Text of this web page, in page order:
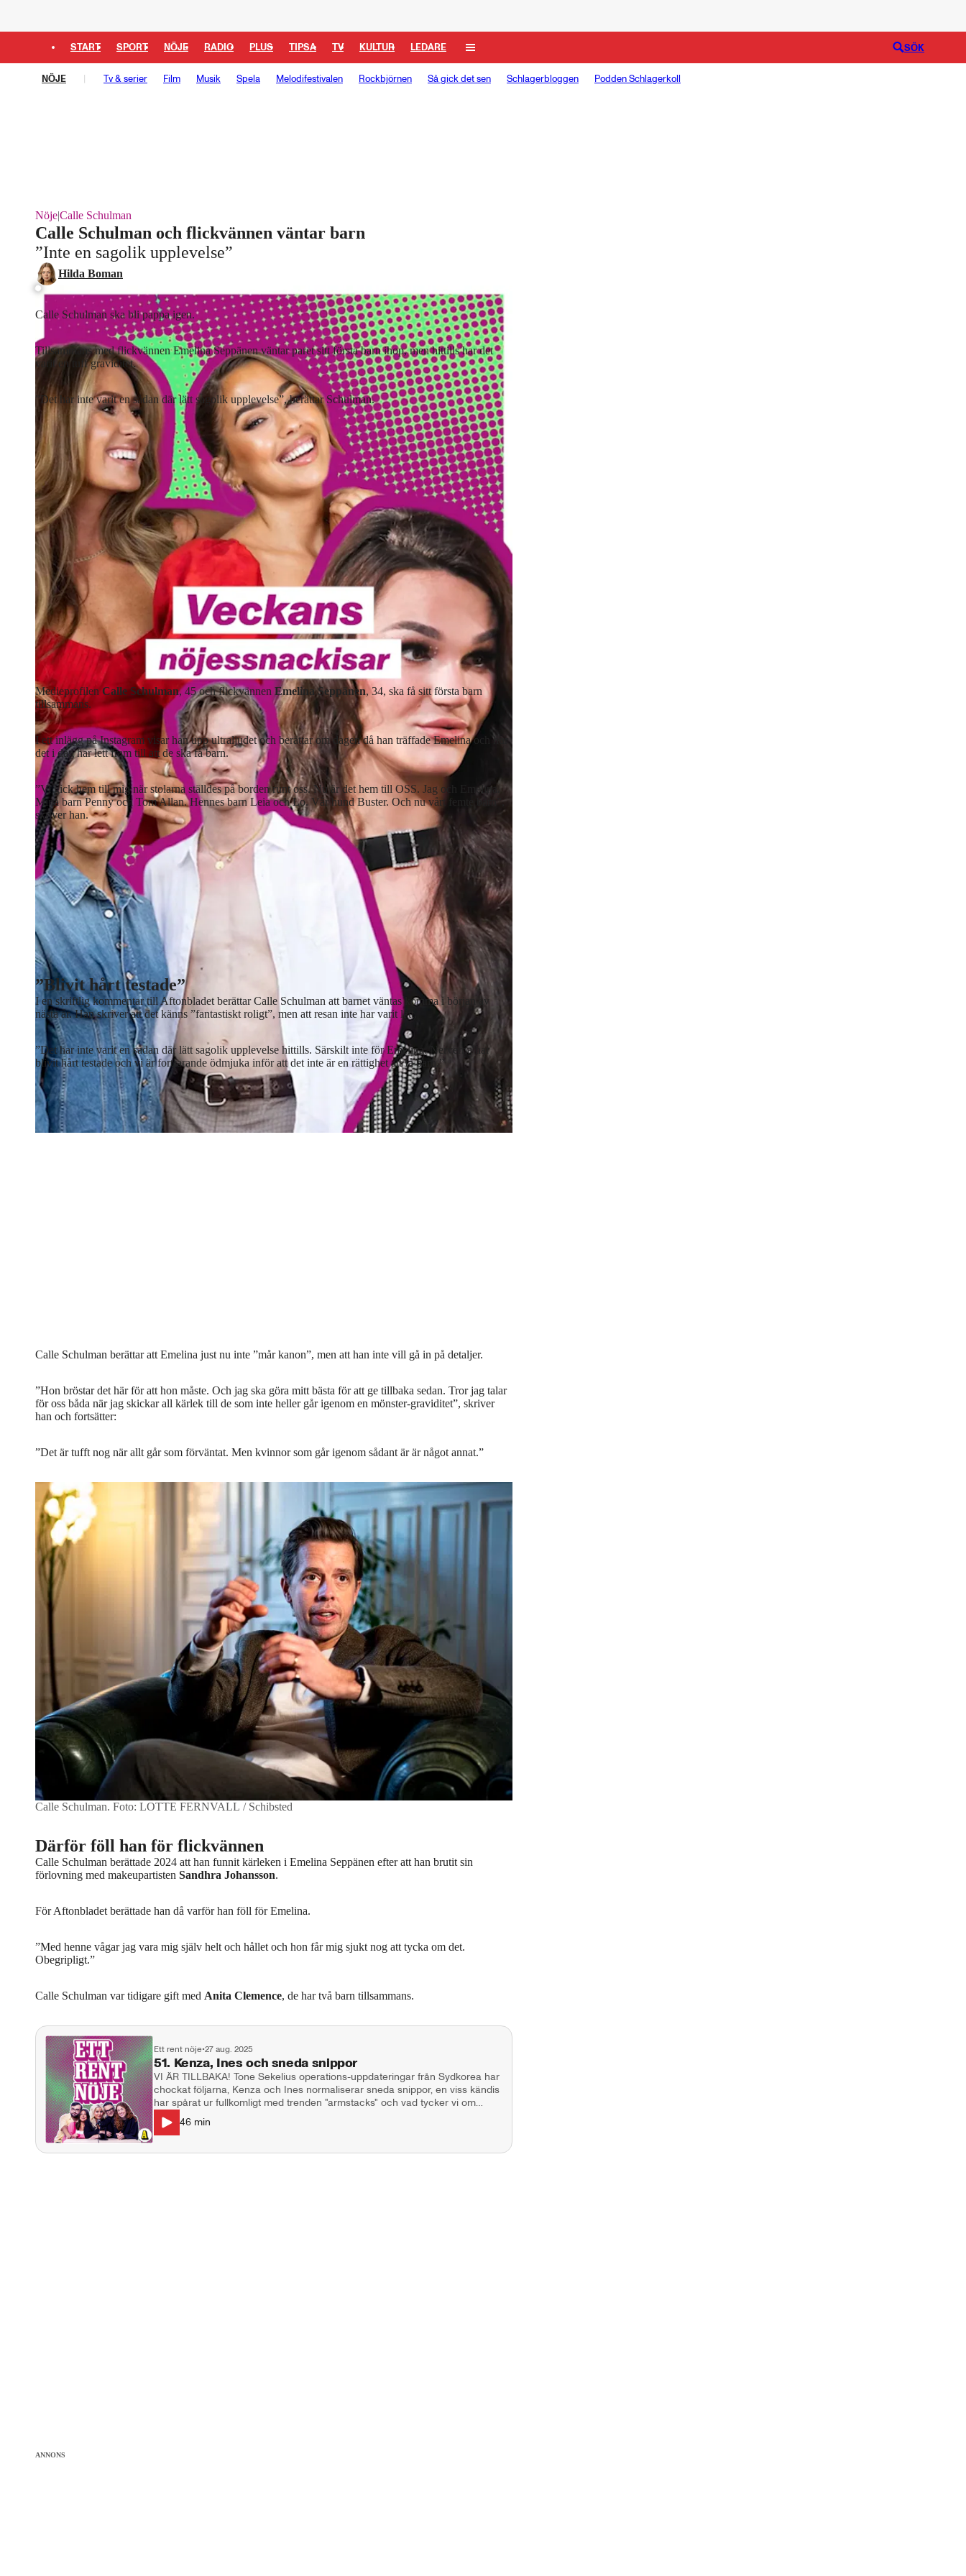
START SPORT NÖJE RADIO PLUS TIPSA TV KULTUR LEDARE SÖK
NÖJE Tv & serier Film Musik Spela Melodifestivalen Rockbjörnen Så gick det sen Schlagerbloggen Podden Schlagerkoll
Nöje|Calle Schulman
Calle Schulman och flickvännen väntar barn
”Inte en sagolik upplevelse”
Hilda Boman
Calle Schulman ska bli pappa igen.
Tillsammans med flickvännen Emelina Seppänen väntar paret sitt första barn ihop, men hittills har det
varit en tuff graviditet.
”Det har inte varit en sådan där lätt sagolik upplevelse”, berättar Schulman.
MedieprofilenCalle Schulman, 45 och flickvännen Emelina Seppänen, 34, ska få sitt första barn
tillsammans.
I ett inlägg på Instagram visar han upp ultraljudet och berättar om dagen då han träffade Emelina och hur
det i dag har lett fram till att de ska få barn.
”Vi gick hem till mig när stolarna ställdes på borden runt oss. Nu är det hem till OSS. Jag och Emelina.
Mina barn Penny och Tom Allan. Hennes barn Leia och Lo. Vår hund Buster. Och nu vårt femte barn”,
skriver han.
”Blivit hårt testade”
I en skriftlig kommentar till Aftonbladet berättar Calle Schulman att barnet väntas komma i början av
nästa år. Han skriver att det känns ”fantastiskt roligt”, men att resan inte har varit lätt.
”Det har inte varit en sådan där lätt sagolik upplevelse hittills. Särskilt inte för Emelina. Nerverna har
blivit hårt testade och vi är fortfarande ödmjuka inför att det inte är en rättighet att få barn.”
Calle Schulman berättar att Emelina just nu inte ”mår kanon”, men att han inte vill gå in på detaljer.
”Hon bröstar det här för att hon måste. Och jag ska göra mitt bästa för att ge tillbaka sedan. Tror jag talar
för oss båda när jag skickar all kärlek till de som inte heller går igenom en mönster-graviditet”, skriver
han och fortsätter:
”Det är tufft nog när allt går som förväntat. Men kvinnor som går igenom sådant är är något annat.”
Calle Schulman. Foto: LOTTE FERNVALL / Schibsted
Därför föll han för flickvännen
Calle Schulman berättade 2024 att han funnit kärleken i Emelina Seppänen efter att han brutit sin
förlovning med makeupartisten Sandhra Johansson.
För Aftonbladet berättade han då varför han föll för Emelina.
”Med henne vågar jag vara mig själv helt och hållet och hon får mig sjukt nog att tycka om det.
Obegripligt.”
Calle Schulman var tidigare gift med Anita Clemence, de har två barn tillsammans.
Ett rent nöje•27 aug. 2025
51. Kenza, Ines och sneda snippor
VI ÄR TILLBAKA! Tone Sekelius operations-uppdateringar från Sydkorea har
chockat följarna, Kenza och Ines normaliserar sneda snippor, en viss kändis
har spårat ur fullkomligt med trenden "armstacks" och vad tycker vi om
TikTok:aren som inte får köra bil av sin man? I studion: Natalie Demirian
Genna, Annie Månsson, Markus Larsson Producent: Maja Andersson
46 min
ANNONS